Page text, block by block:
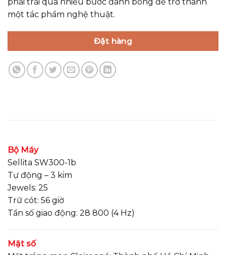
một tác phẩm nghệ thuật.
Đặt hàng
Bộ Máy
Sellita SW300-1b
Tự động – 3 kim
Jewels: 25
Trữ cót: 56 giờ
Tần số giao động: 28 800 (4 Hz)
Mặt số